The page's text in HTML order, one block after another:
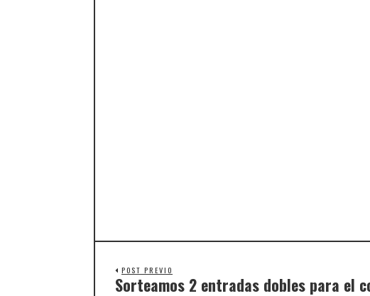
POST PREVIO
Sorteamos 2 entradas dobles para el